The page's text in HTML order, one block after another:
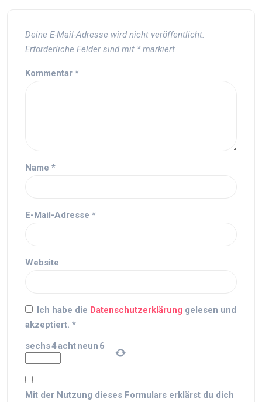
Deine E-Mail-Adresse wird nicht veröffentlicht.
Erforderliche Felder sind mit *markiert
Kommentar *
Name *
E-Mail-Adresse *
Website
Ich habe die Datenschutzerklärung gelesen und
akzeptiert. *
sechs4achtneun 6
Mit der Nutzung dieses Formulars erklärst du dich